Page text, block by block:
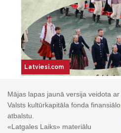
Mājas lapas jaunā versija veidota ar
Valsts kultūrkapitāla fonda finansiālo
atbalstu.
«Latgales Laiks» materiālu